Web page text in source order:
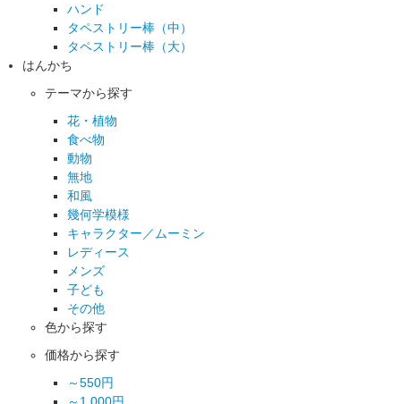
ハンド
タペストリー棒（中）
タペストリー棒（大）
はんかち
テーマから探す
花・植物
食べ物
動物
無地
和風
幾何学模様
キャラクター／ムーミン
レディース
メンズ
子ども
その他
色から探す
価格から探す
～550円
～1,000円